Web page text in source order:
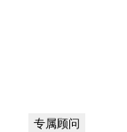
专属顾问